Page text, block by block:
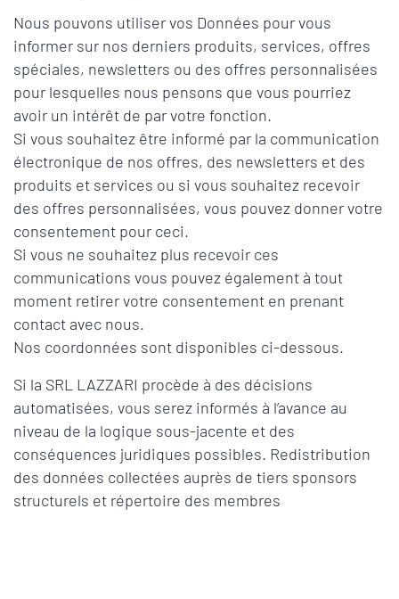
Nous pouvons utiliser vos Données pour vous
informer sur nos derniers produits, services, offres
spéciales, newsletters ou des offres personnalisées
pour lesquelles nous pensons que vous pourriez
avoir un intérêt de par votre fonction.
Si vous souhaitez être informé par la communication
électronique de nos offres, des newsletters et des
produits et services ou si vous souhaitez recevoir
des offres personnalisées, vous pouvez donner votre
consentement pour ceci.
Si vous ne souhaitez plus recevoir ces
communications vous pouvez également à tout
moment retirer votre consentement en prenant
contact avec nous.
Nos coordonnées sont disponibles ci-dessous.
Si la SRL LAZZARI procède à des décisions
automatisées, vous serez informés à l’avance au
niveau de la logique sous-jacente et des
conséquences juridiques possibles. Redistribution
des données collectées auprès de tiers sponsors
structurels et répertoire des membres